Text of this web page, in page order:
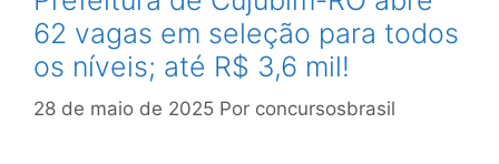
62 vagas em seleção para todos
os níveis; até R$ 3,6 mil!
28 de maio de 2025 Por concursosbrasil